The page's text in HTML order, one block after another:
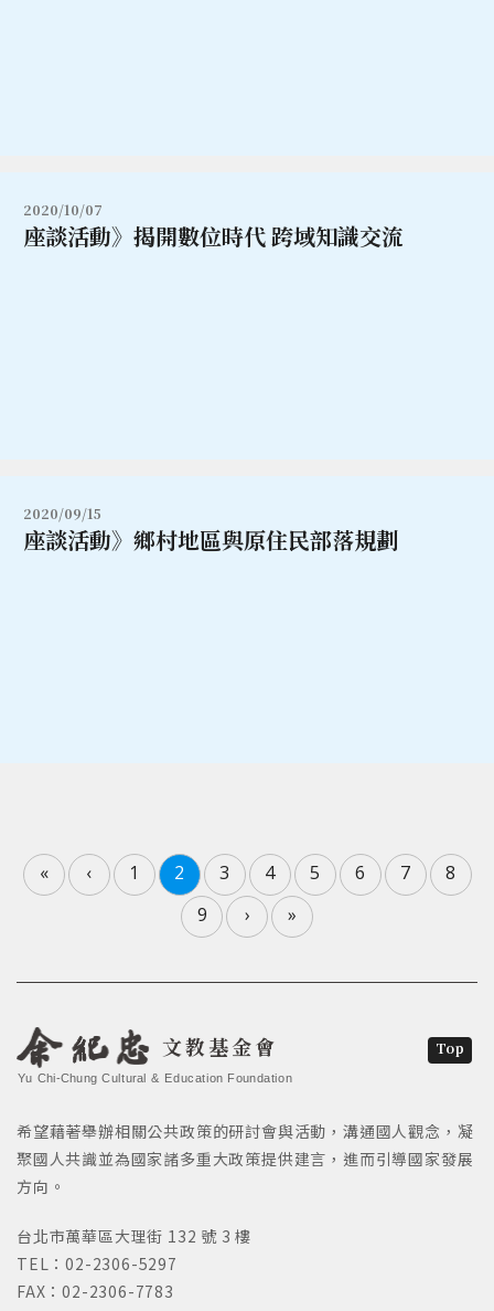
2020/10/07
座談活動》揭開數位時代 跨域知識交流
2020/09/15
座談活動》鄉村地區與原住民部落規劃
« ‹ 1 2 3 4 5 6 7
8
9
› »
文教基金會
Yu Chi-Chung Cultural & Education Foundation
希望藉著舉辦相關公共政策的研討會與活動，溝通國人觀念，凝
聚國人共識並為國家諸多重大政策提供建言，進而引導國家發展
方向。
台北市萬華區大理街 132 號 3 樓
TEL：02-2306-5297
FAX：02-2306-7783
Top